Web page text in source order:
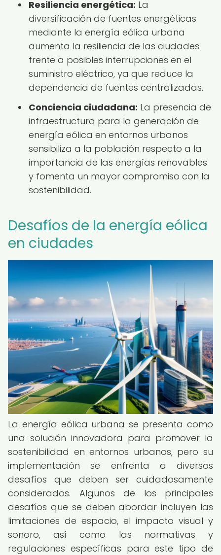
Resiliencia energética: La
diversificación de fuentes energéticas
mediante la energía eólica urbana
aumenta la resiliencia de las ciudades
frente a posibles interrupciones en el
suministro eléctrico, ya que reduce la
dependencia de fuentes centralizadas.
Conciencia ciudadana: La presencia de
infraestructura para la generación de
energía eólica en entornos urbanos
sensibiliza a la población respecto a la
importancia de las energías renovables
y fomenta un mayor compromiso con la
sostenibilidad.
Desafíos de la energía eólica
en ciudades
La energía eólica urbana se presenta como
una solución innovadora para promover la
sostenibilidad en entornos urbanos, pero su
implementación se enfrenta a diversos
desafíos que deben ser cuidadosamente
considerados. Algunos de los principales
desafíos que se deben abordar incluyen las
limitaciones de espacio, el impacto visual y
sonoro, así como las normativas y
regulaciones específicas para este tipo de